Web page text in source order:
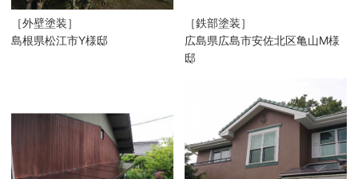
［外壁塗装］
島根県松江市Y様邸
［鉄部塗装］
広島県広島市安佐北区亀山M様
邸